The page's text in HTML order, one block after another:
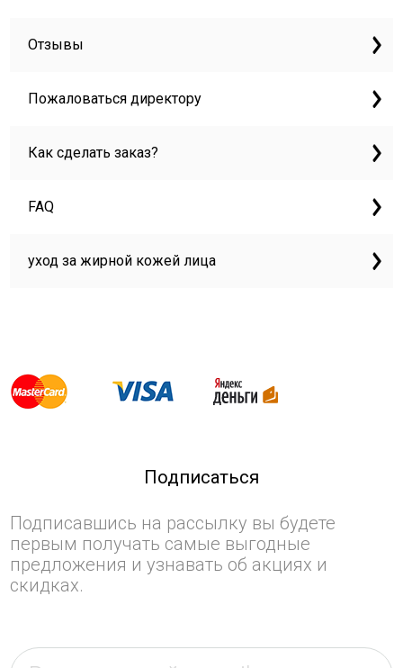
Отзывы
Пожаловаться директору
Как сделать заказ?
FAQ
уход за жирной кожей лица
Подписаться
Подписавшись на рассылку вы будете
первым получать самые выгодные
предложения и узнавать об акциях и
скидках.